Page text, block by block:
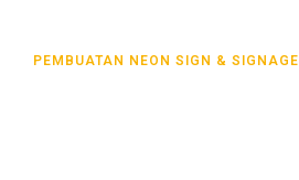
PEMBUATAN NEON SIGN & SIGNAGE